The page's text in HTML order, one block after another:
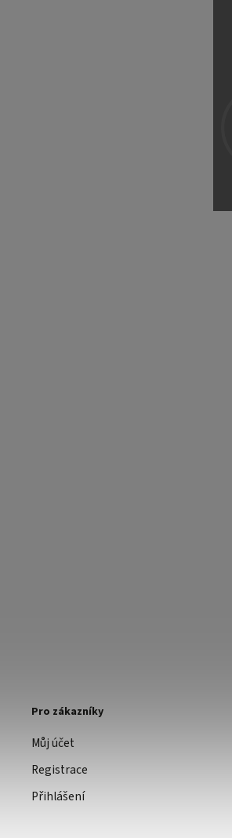
Pro zákazníky
Můj účet
Registrace
Přihlášení